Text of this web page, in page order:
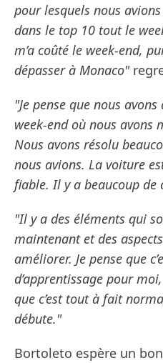
pour lesquels nous
dans le top 10 tout le
m’a coûté le week-end,
dépasser à Monaco"
"Je pense que nous
week-end où nous avons
Nous avons résolu
nous avions. La voiture
fiable. Il y a beaucoup de
"Il y a des éléments qui
maintenant et des
améliorer. Je pense que
d’apprentissage pour
que c’est tout à fait
débute."
Bortoleto espère un